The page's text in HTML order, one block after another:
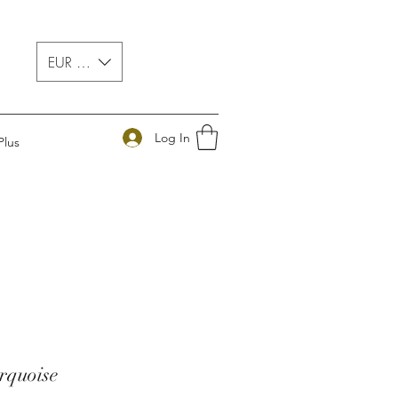
EUR (€)
Log In